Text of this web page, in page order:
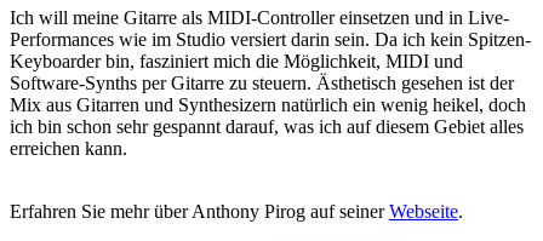
Ich will meine Gitarre als MIDI-Controller einsetzen und in Live-
Performances wie im Studio versiert darin sein. Da ich kein Spitzen-
Keyboarder bin, fasziniert mich die Möglichkeit, MIDI und
Software-Synths per Gitarre zu steuern. Ästhetisch gesehen ist der
Mix aus Gitarren und Synthesizern natürlich ein wenig heikel, doch
ich bin schon sehr gespannt darauf, was ich auf diesem Gebiet alles
erreichen kann.
Erfahren Sie mehr über Anthony Pirog auf seinerWebseite.